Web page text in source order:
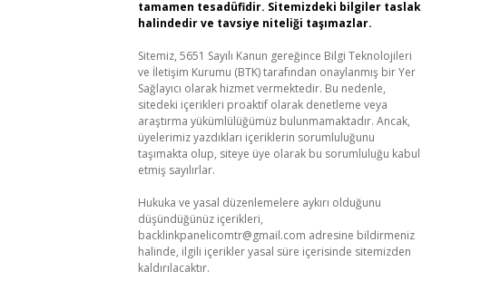
tamamen tesadüfidir. Sitemizdeki bilgiler taslak
halindedir ve tavsiye niteliği taşımazlar.
Sitemiz, 5651 Sayılı Kanun gereğince Bilgi Teknolojileri
ve İletişim Kurumu (BTK) tarafından onaylanmış bir Yer
Sağlayıcı olarak hizmet vermektedir. Bu nedenle,
sitedeki içerikleri proaktif olarak denetleme veya
araştırma yükümlülüğümüz bulunmamaktadır. Ancak,
üyelerimiz yazdıkları içeriklerin sorumluluğunu
taşımakta olup, siteye üye olarak bu sorumluluğu kabul
etmiş sayılırlar.
Hukuka ve yasal düzenlemelere aykırı olduğunu
düşündüğünüz içerikleri,
backlinkpanelicomtr@gmail.com adresine bildirmeniz
halinde, ilgili içerikler yasal süre içerisinde sitemizden
kaldırılacaktır.